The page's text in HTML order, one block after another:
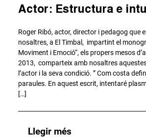
Actor: Estructura e
Roger Ribó, actor, director i pedagog que
nosaltres, a El Timbal, impartint el
Moviment i Emoció“, els propers mesos
2013, comparteix amb nosaltres
l’actor i la seva condició. ” Com costa
paraules. En aquest escrit, intentaré
[…]
Llegir més